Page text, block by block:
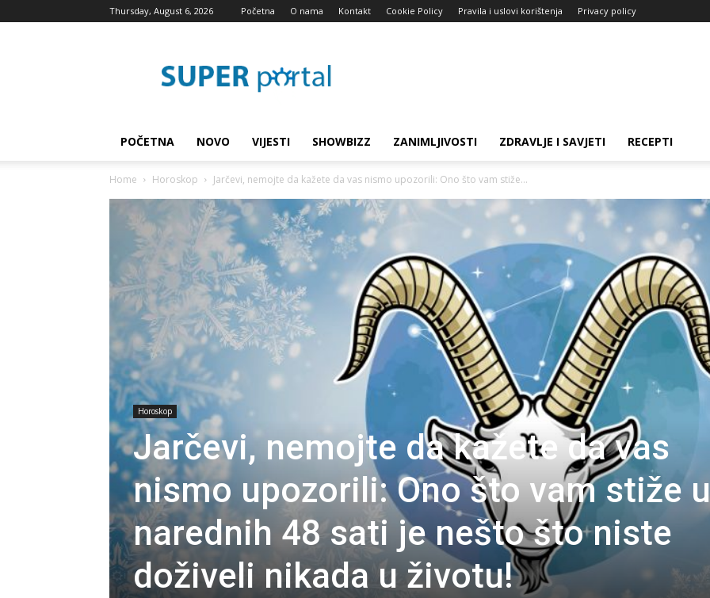
Thursday, August 6, 2026 Početna O nama Kontakt Cookie Policy Pravila i uslovi korištenja Privacy policy
blog
POČETNA NOVO VIJESTI SHOWBIZZ ZANIMLJIVOSTI ZDRAVLJE I SAVJETI RECEPTI
Home Horoskop Jarčevi, nemojte da kažete da vas nismo upozorili: Ono što vam stiže...
Horoskop
Jarčevi, nemojte da kažete da vas
nismo upozorili: Ono što vam stiže u
narednih 48 sati je nešto što niste
doživeli nikada u životu!